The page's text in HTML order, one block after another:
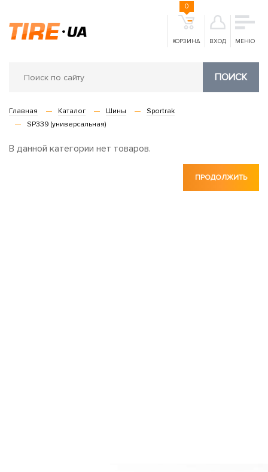
КОРЗИНА
0
ВХОД МЕНЮ
ПОИСК
Главная Каталог Шины
Sportrak
SP339 (универсальная)
В данной категории нет товаров.
ПРОДОЛЖИТЬ